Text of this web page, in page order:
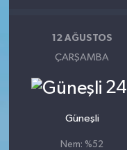
12 AĞUSTOS
ÇARŞAMBA
24
Güneşli
Nem: %52